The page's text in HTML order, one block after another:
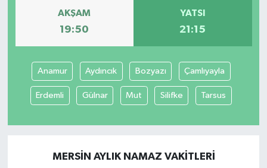
AKŞAM
19:50
YATSI
21:15
Anamur Aydıncık Bozyazı Çamlıyayla
Erdemli Gülnar Mut Silifke Tarsus
MERSIN AYLIK NAMAZ VAKITLERI